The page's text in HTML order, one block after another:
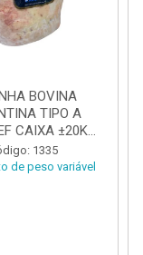
BOVINA
TIPO A
CAIXA ±20KG
1...
1335
de peso variável